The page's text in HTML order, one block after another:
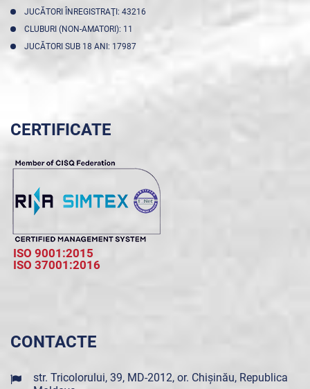
JUCĂTORI ÎNREGISTRAŢI: 43216
CLUBURI (NON-AMATORI): 11
JUCĂTORI SUB 18 ANI: 17987
CERTIFICATE
ISO 9001:2015
ISO 37001:2016
CONTACTE
str. Tricolorului, 39, MD-2012, or. Chișinău, Republica